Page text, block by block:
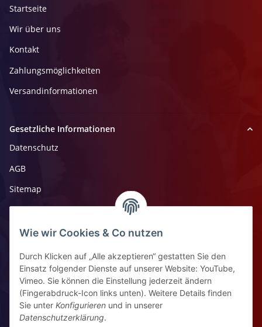
Wie wir Cookies & Co nutzen
Durch Klicken auf „Alle akzeptieren“ gestatten Sie den
Einsatz folgender Dienste auf unserer Website: YouTube,
Vimeo. Sie können die Einstellung jederzeit ändern
(Fingerabdruck-Icon links unten). Weitere Details finden
Sie unter Konfigurieren und in unserer
Datenschutzerklärung.
Startseite
Wir über uns
Kontakt
Zahlungsmöglichkeiten
Versandinformationen
Gesetzliche Informationen
Datenschutz
AGB
Sitemap
Impressum
Widerrufsrecht
Kontaktinformationen
Ziegelhüttenstr 30, 64832 Babenhausen
+49 6073 7250531